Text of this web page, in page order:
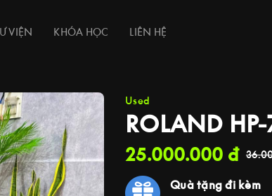
VIỆN KHÓA HỌC LIÊN HỆ
Used
ROLAND
25.000.000 đ
Quà tặng đi kèm